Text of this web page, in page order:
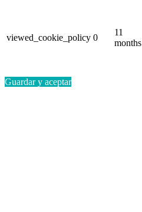
viewed_cookie_policy 0
11
months
Guardar y aceptar